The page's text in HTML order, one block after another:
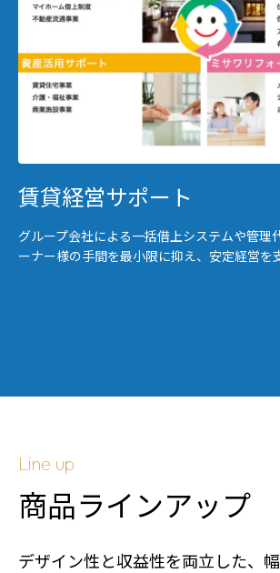
賃貸経営サポート
グループ会社による一括借上システムや管理
ーナー様の手間を最小限に抑え、安定経営を
Line up
商品ラインアップ
デザイン性と収益性を両立した、